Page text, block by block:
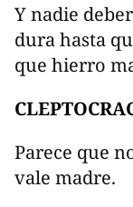
Y nadie
dura hasta
que hierro
Parece que
vale madre.